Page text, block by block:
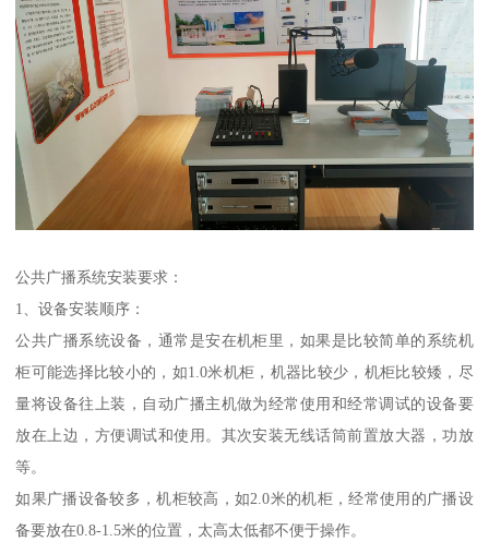
公共广播系统安装要求：
1、设备安装顺序：
公共广播系统设备，通常是安在机柜里，如果是比较简单的系统机
柜可能选择比较小的，如1.0米机柜，机器比较少，机柜比较矮，尽
量将设备往上装，自动广播主机做为经常使用和经常调试的设备要
放在上边，方便调试和使用。其次安装无线话筒前置放大器，功放
等。
如果广播设备较多，机柜较高，如2.0米的机柜，经常使用的广播设
备要放在0.8-1.5米的位置，太高太低都不便于操作。